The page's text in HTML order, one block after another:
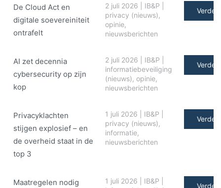
De Cloud Act en
digitale soe­ve­rei­ni­teit
ontrafelt
2 juli 2026 IB&P
privacy (nieuws),
opinie,
nieuwsberichten
Verder
AI zet decennia
cybersecurity op zijn
kop
2 juli 2026 IB&P
informatiebeveiliging
(nieuws), opinie,
nieuwsberichten
Verder
Privacyklachten
stijgen explosief – en
de overheid staat in de
top 3
1 juli 2026 IB&P
privacy (nieuws),
informatie,
nieuwsberichten
Verder
Maatregelen nodig
1 juli 2026 IB&P
Verder